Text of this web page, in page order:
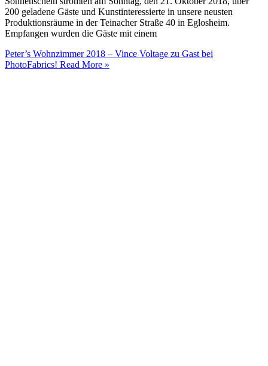
200 geladene Gäste und Kunstinteressierte in unsere neusten
Produktionsräume in der Teinacher Straße 40 in Eglosheim.
Empfangen wurden die Gäste mit einem
Peter’s Wohnzimmer 2018 – Vince Voltage zu Gast bei
PhotoFabrics! Read More »